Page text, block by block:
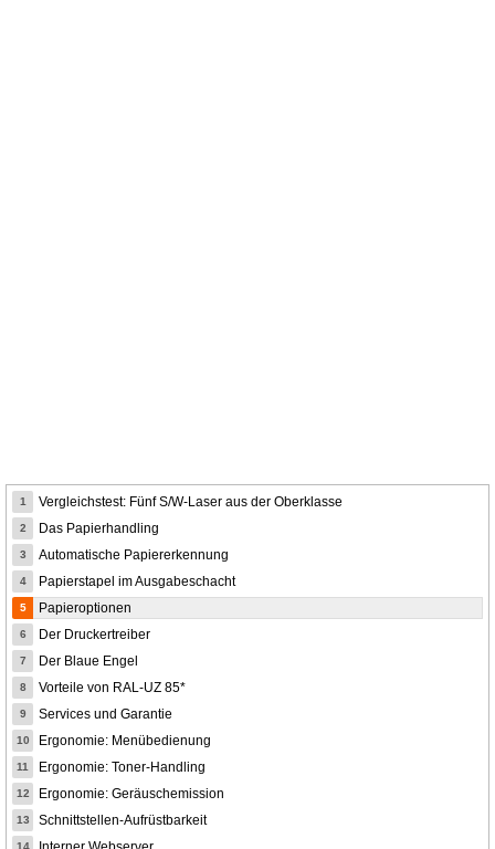
1 Vergleichstest: Fünf S/W-Laser aus der Oberklasse
2 Das Papierhandling
3 Automatische Papiererkennung
4 Papierstapel im Ausgabeschacht
5 Papieroptionen
6 Der Druckertreiber
7 Der Blaue Engel
8 Vorteile von RAL-UZ 85*
9 Services und Garantie
10 Ergonomie: Menübedienung
11 Ergonomie: Toner-Handling
12 Ergonomie: Geräuschemission
13 Schnittstellen-Aufrüstbarkeit
14